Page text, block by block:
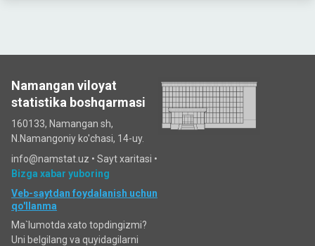
Namangan viloyat
statistika boshqarmasi
160133, Namangan sh,
N.Namangoniy ko'chasi, 14-uy.
info@namstat.uz • Sayt xaritasi •
Bizga xabar yuboring
Veb-saytdan foydalanish uchun
qo'llanma
Ma`lumotda xato topdingizmi?
Uni belgilang va quyidagilarni